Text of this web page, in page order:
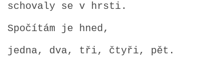
VÝTVARNÉ AKTIVITY - ZIMA
CHARAKTERISTIKA ROČNÍCH OBDOBÍ
schovaly se v hrsti.
Spočítám je hned,
jedna, dva, tři, čtyři, pět.